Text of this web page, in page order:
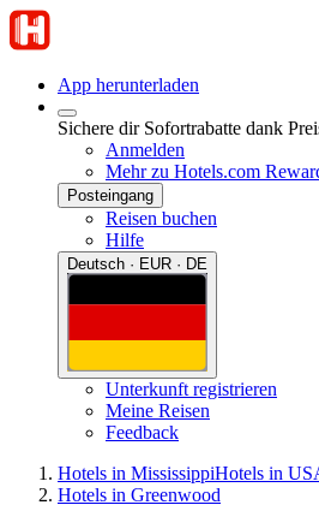
App herunterladen
Sichere dir Sofortrabatte dank
Anmelden
Mehr zu Hotels.com
Posteingang
Reisen buchen
Hilfe
Deutsch · EUR · DE
Unterkunft registrieren
Meine Reisen
Feedback
Hotels in MississippiHotels in
Hotels in Greenwood